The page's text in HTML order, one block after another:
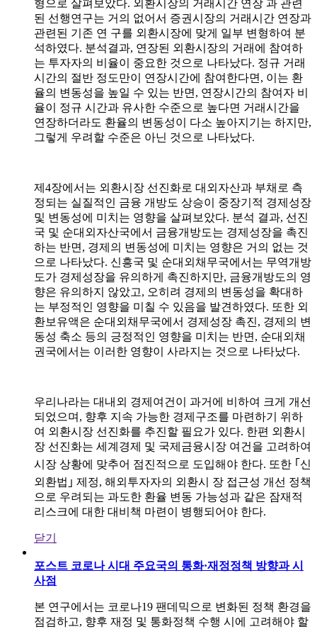
형으로 살펴보았다. 외환시장의 거래시간 연장 과 관련
된 선행연구는 거의 없어서 증권시장의 거래시간 연장과
관련된 기존 연 구를 외환시장에 맞게 일부 변형하여 분
석하였다. 분석결과, 연장된 외환시장의 거래에 참여하
는 투자자의 비율이 중요한 것으로 나타났다. 정규 거래
시간의 절반 정도만이 연장시간에 참여한다면, 이는 환
율의 변동성을 높일 수 있는 반면, 연장시간의 참여자 비
율이 정규 시간과 유사한 수준으로 높다면 거래시간을
연장하더라도 환율의 변동성이 다소 높아지기는 하지만,
그렇게 우려할 수준은 아닌 것으로 나타났다.
제4장에서는 외환시장 선진화로 대외자산과 부채로 측
정되는 실질적인 금융 개방도 상승이 중장기적 경제성장
및 변동성에 미치는 영향을 살펴보았다. 분석 결과, 선진
국 및 순대외자산국에서 금융개방도는 경제성장을 촉진
하는 반면, 경제의 변동성에 미치는 영향은 거의 없는 것
으로 나타났다. 신흥국 및 순대외채무국에서는 무역개방
도가 경제성장을 유의하게 촉진하지만, 금융개방도의 영
향은 유의하지 않았고, 오히려 경제의 변동성을 확대하
는 부정적인 영향을 미칠 수 있음을 발견하였다. 또한 외
환보유액은 순대외채무국에서 경제성장 촉진, 경제의 변
동성 축소 등의 긍정적인 영향을 미치는 반면, 순대외채
권국에서는 이러한 영향이 사라지는 것으로 나타났다.
우리나라는 대내외 경제여건이 과거에 비하여 크게 개선
되었으며, 향후 지속 가능한 경제구조를 마련하기 위하
여 외환시장 선진화를 추진할 필요가 있다. 한편 외환시
장 선진화는 세계경제 및 국제금융시장 여건을 고려하여
시장 상황에 맞추어 점진적으로 도입해야 한다. 또한 ｢신
외환법｣ 제정, 해외투자자의 외환시 장 접근성 개선 정책
으로 우려되는 과도한 환율 변동 가능성과 같은 잠재적
리스크에 대한 대비책 마련이 병행되어야 한다.
닫기
포스트 코로나 시대 주요국의 통화·재정정책 방향과 시
사점
본 연구에서는 코로나19 팬데믹으로 변화된 정책 환경을
점검하고, 향후 재정 및 통화정책 수행 시에 고려해야 할